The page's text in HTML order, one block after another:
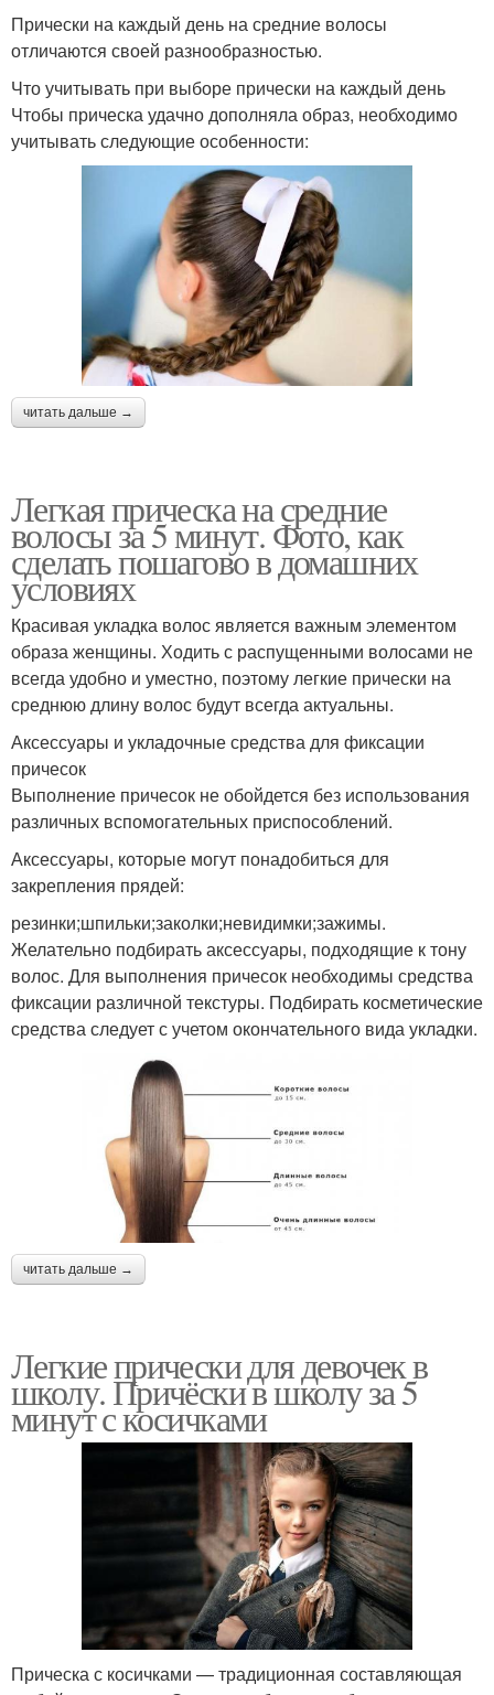
Прически на каждый день на средние волосы
отличаются своей разнообразностью.
Что учитывать при выборе прически на каждый день
Чтобы прическа удачно дополняла образ, необходимо
учитывать следующие особенности:
читать дальше →
Легкая прическа на средние
волосы за 5 минут. Фото, как
сделать пошагово в домашних
условиях
Красивая укладка волос является важным элементом
образа женщины. Ходить с распущенными волосами не
всегда удобно и уместно, поэтому легкие прически на
среднюю длину волос будут всегда актуальны.
Аксессуары и укладочные средства для фиксации
причесок
Выполнение причесок не обойдется без использования
различных вспомогательных приспособлений.
Аксессуары, которые могут понадобиться для
закрепления прядей:
резинки;шпильки;заколки;невидимки;зажимы.
Желательно подбирать аксессуары, подходящие к тону
волос. Для выполнения причесок необходимы средства
фиксации различной текстуры. Подбирать косметические
средства следует с учетом окончательного вида укладки.
читать дальше →
Легкие прически для девочек в
школу. Причёски в школу за 5
минут с косичками
Прическа с косичками — традиционная составляющая